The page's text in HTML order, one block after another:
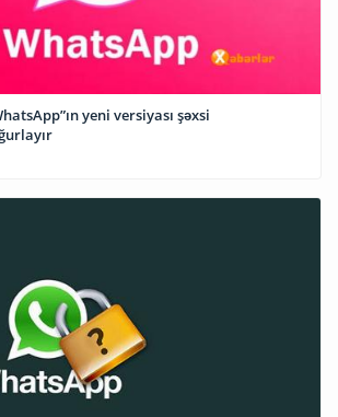
yeni versiyası şəxsi